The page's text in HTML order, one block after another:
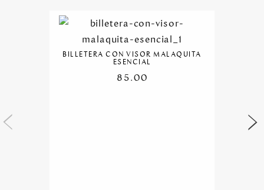
BILLETERA CON VISOR MALAQUITA
ESENCIAL
85.00